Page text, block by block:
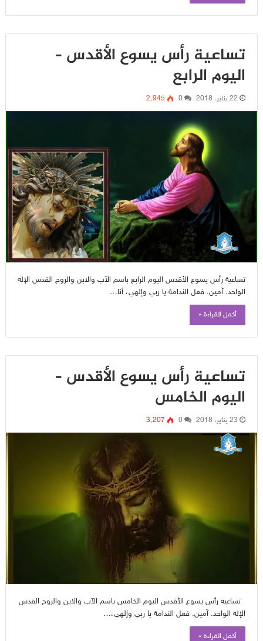
تساعية رأس يسوع الأقدس –
اليوم الرابع
22 يناير، 2018 0 2٬945
تساعية رأس يسوع الأقدس اليوم الرابع باسم الآب والابن والروح القدس الإله
الواحد. آمين. فعل الندامة يا ربي وإلهي، أنا…
أكمل القراءة »
تساعية رأس يسوع الأقدس –
اليوم الخامس
23 يناير، 2018 0 3٬207
تساعية رأس يسوع الأقدس اليوم الخامس باسم الآب والابن والروح القدس
الإله الواحد. آمين. فعل الندامة يا ربي وإلهي،…
أكمل القراءة »